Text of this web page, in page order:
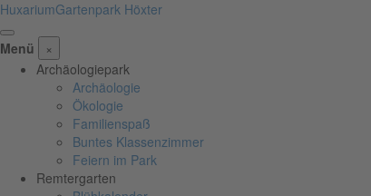
HuxariumGartenpark Höxter
Menü
×
Archäologiepark
Archäologie
Ökologie
Familienspaß
Buntes Klassenzimmer
Feiern im Park
Remtergarten